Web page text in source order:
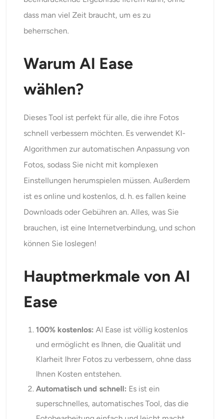
dass man viel Zeit braucht, um es zu
beherrschen.
Warum AI Ease
wählen?
Dieses Tool ist perfekt für alle, die ihre Fotos
schnell verbessern möchten. Es verwendet KI-
Algorithmen zur automatischen Anpassung von
Fotos, sodass Sie nicht mit komplexen
Einstellungen herumspielen müssen. Außerdem
ist es online und kostenlos, d. h. es fallen keine
Downloads oder Gebühren an. Alles, was Sie
brauchen, ist eine Internetverbindung, und schon
können Sie loslegen!
Hauptmerkmale von AI
Ease
100% kostenlos: AI Ease ist völlig kostenlos
und ermöglicht es Ihnen, die Qualität und
Klarheit Ihrer Fotos zu verbessern, ohne dass
Ihnen Kosten entstehen.
Automatisch und schnell: Es ist ein
superschnelles, automatisches Tool, das die